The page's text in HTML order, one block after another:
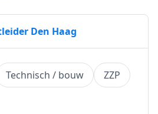
Den Haag
Technisch / bouw
ZZP